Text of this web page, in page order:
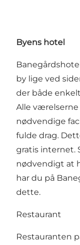
Byens hotel
by lige ved
der både
Alle
nødvendige
fulde drag.
gratis internet.
nødvendigt at
har du på
dette.
Restaurant
Restauranten